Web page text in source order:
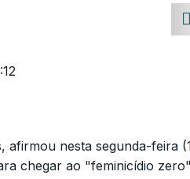
afirmou nesta segunda-feira
chegar ao "feminicídio